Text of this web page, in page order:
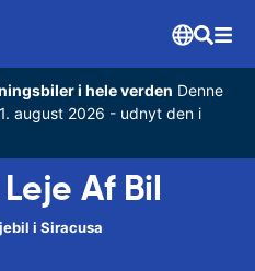
i hele verden Denne
august 2026 - udnyt den i
Af Bil
i Siracusa